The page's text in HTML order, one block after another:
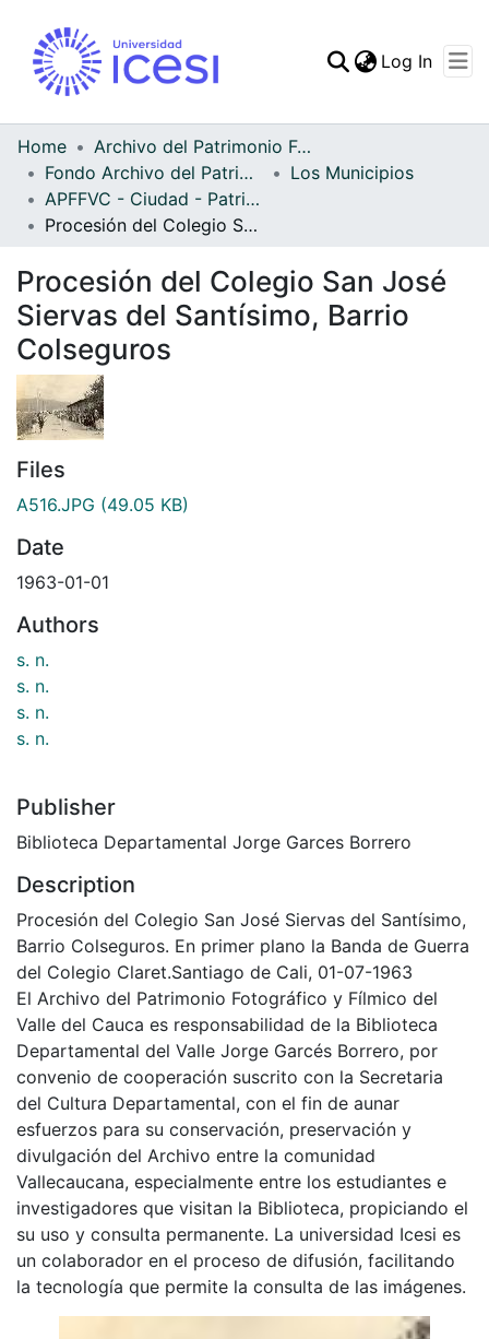
Statistics
Log In
Home
Archivo del Patrimonio Fotográfico y Fílmico del Valle del Cauca
Fondo Archivo del Patrimonio Fotográfico y Fílmico del Valle del Cauca
Los Municipios
APFFVC - Ciudad - Patrimonial
Procesión del Colegio San José Siervas del Santísimo, Barrio Colseguros
Procesión del Colegio San José
Siervas del Santísimo, Barrio
Colseguros
Files
A516.JPG (49.05 KB)
Date
1963-01-01
Authors
s. n.
s. n.
s. n.
s. n.
Publisher
Biblioteca Departamental Jorge Garces Borrero
Description
Procesión del Colegio San José Siervas del Santísimo,
Barrio Colseguros. En primer plano la Banda de Guerra
del Colegio Claret.Santiago de Cali, 01-07-1963
El Archivo del Patrimonio Fotográfico y Fílmico del
Valle del Cauca es responsabilidad de la Biblioteca
Departamental del Valle Jorge Garcés Borrero, por
convenio de cooperación suscrito con la Secretaria
del Cultura Departamental, con el fin de aunar
esfuerzos para su conservación, preservación y
divulgación del Archivo entre la comunidad
Vallecaucana, especialmente entre los estudiantes e
investigadores que visitan la Biblioteca, propiciando el
su uso y consulta permanente. La universidad Icesi es
un colaborador en el proceso de difusión, facilitando
la tecnología que permite la consulta de las imágenes.